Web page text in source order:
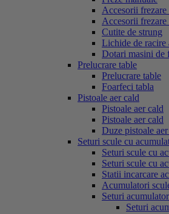
Accesorii frezare
Accesorii frezare
Cutite de strung
Lichide de racire
Dotari masini de
Prelucrare table
Prelucrare table
Foarfeci tabla
Pistoale aer cald
Pistoale aer cald
Pistoale aer cald
Duze pistoale
Seturi scule cu
Seturi scule cu
Seturi scule cu
Statii incarcare
Acumulatori
Seturi
Seturi